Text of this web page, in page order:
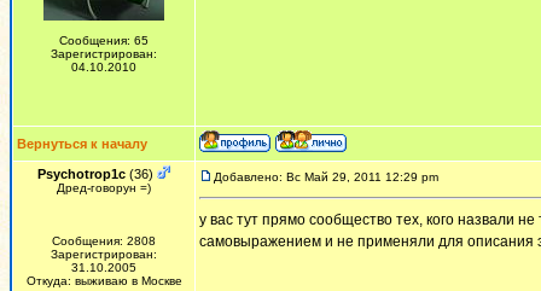
Сообщения: 65
Зарегистрирован:
04.10.2010
Вернуться к началу
Psychotrop1c (36)
Дред-говорун =)
Сообщения: 2808
Зарегистрирован:
31.10.2005
Откуда: выживаю в Москве
Добавлено: Вс Май 29, 2011 12:29 pm
у вас тут прямо сообщество тех, кого назвали
самовыражением и не применяли для описания